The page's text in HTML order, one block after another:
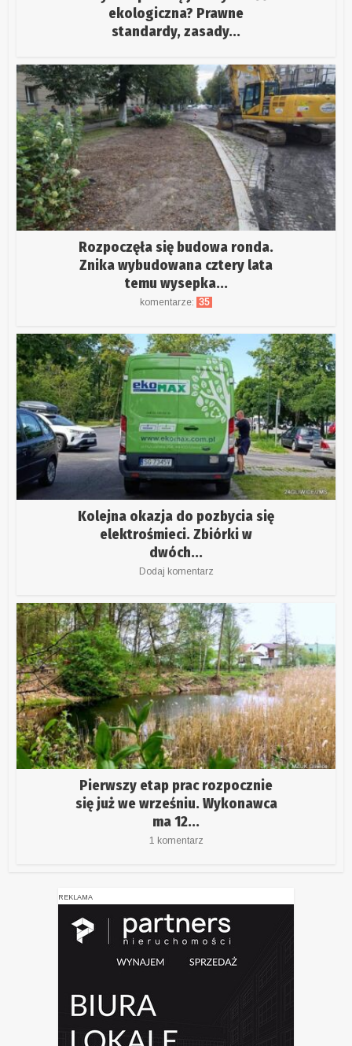
ekologiczna? Prawne
standardy, zasady...
Rozpoczęła się budowa ronda.
Znika wybudowana cztery lata
temu wysepka...
komentarze: 35
Kolejna okazja do pozbycia się
elektrośmieci. Zbiórki w
dwóch...
Dodaj komentarz
Pierwszy etap prac rozpocznie
się już we wrześniu. Wykonawca
ma 12...
1 komentarz
REKLAMA